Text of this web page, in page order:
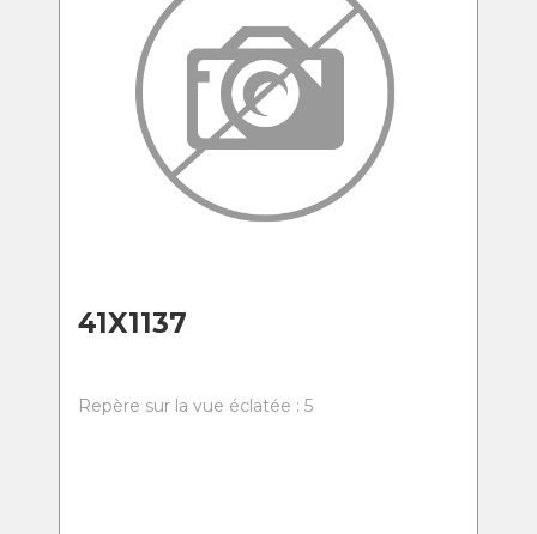
41X1137
Repère sur la vue éclatée : 5